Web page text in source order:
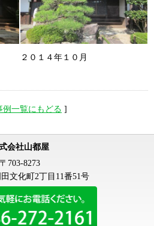
２０１４年１０月
例一覧にもどる ]
会社山都屋
〒703-8273
文化町2丁目11番51号